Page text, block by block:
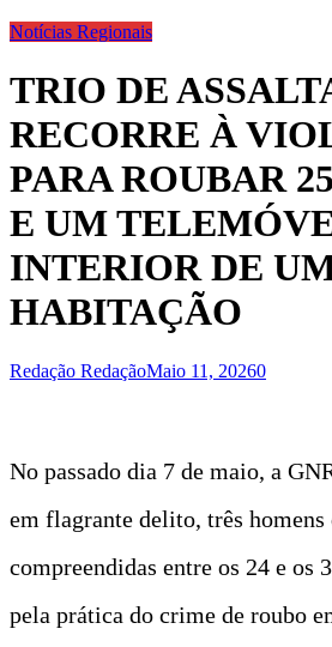
Notícias Regionais
TRIO DE
RECORRE À
PARA ROUBAR
E UM
INTERIOR DE
HABITAÇÃO
Redação RedaçãoMaio 11, 20260
No passado dia 7 de maio, a
em flagrante delito, três homens
compreendidas entre os 24 e os
pela prática do crime de roubo